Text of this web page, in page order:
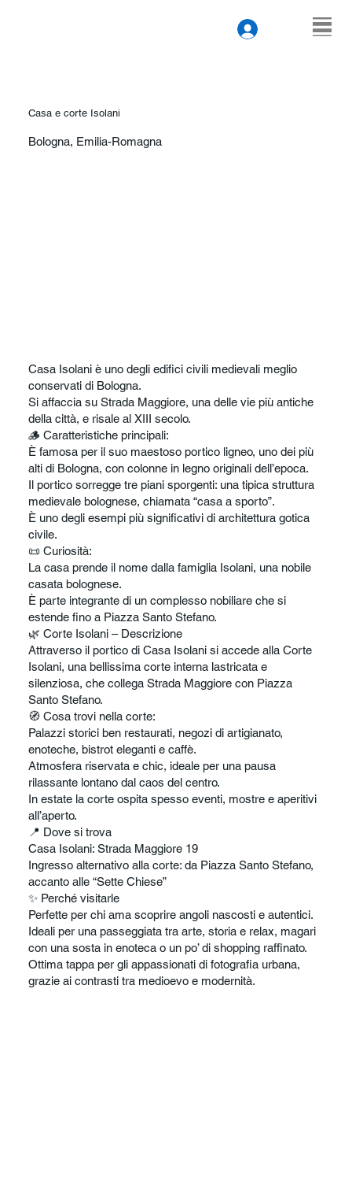
Casa e corte Isolani
Bologna, Emilia-Romagna
Casa Isolani è uno degli edifici civili medievali meglio
conservati di Bologna.
Si affaccia su Strada Maggiore, una delle vie più antiche
della città, e risale al XIII secolo.
🪵 Caratteristiche principali:
È famosa per il suo maestoso portico ligneo, uno dei più
alti di Bologna, con colonne in legno originali dell’epoca.
Il portico sorregge tre piani sporgenti: una tipica struttura
medievale bolognese, chiamata “casa a sporto”.
È uno degli esempi più significativi di architettura gotica
civile.
📜 Curiosità:
La casa prende il nome dalla famiglia Isolani, una nobile
casata bolognese.
È parte integrante di un complesso nobiliare che si
estende fino a Piazza Santo Stefano.
🌿 Corte Isolani – Descrizione
Attraverso il portico di Casa Isolani si accede alla Corte
Isolani, una bellissima corte interna lastricata e
silenziosa, che collega Strada Maggiore con Piazza
Santo Stefano.
🧭 Cosa trovi nella corte:
Palazzi storici ben restaurati, negozi di artigianato,
enoteche, bistrot eleganti e caffè.
Atmosfera riservata e chic, ideale per una pausa
rilassante lontano dal caos del centro.
In estate la corte ospita spesso eventi, mostre e aperitivi
all’aperto.
📍 Dove si trova
Casa Isolani: Strada Maggiore 19
Ingresso alternativo alla corte: da Piazza Santo Stefano,
accanto alle “Sette Chiese”
✨ Perché visitarle
Perfette per chi ama scoprire angoli nascosti e autentici.
Ideali per una passeggiata tra arte, storia e relax, magari
con una sosta in enoteca o un po’ di shopping raffinato.
Ottima tappa per gli appassionati di fotografia urbana,
grazie ai contrasti tra medioevo e modernità.